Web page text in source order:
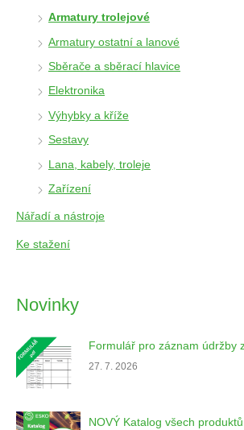
Armatury trolejové
Armatury ostatní a lanové
Sběrače a sběrací hlavice
Elektronika
Výhybky a kříže
Sestavy
Lana, kabely, troleje
Zařízení
Nářadí a nástroje
Ke stažení
Novinky
Formulář pro záznam údržby
27. 7. 2026
NOVÝ Katalog všech